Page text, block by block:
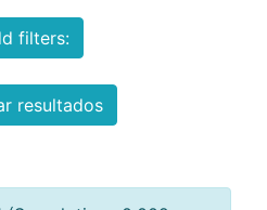
filters:
resultados